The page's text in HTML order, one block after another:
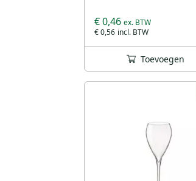
€ 0,56
€ 0,46
Toevoegen